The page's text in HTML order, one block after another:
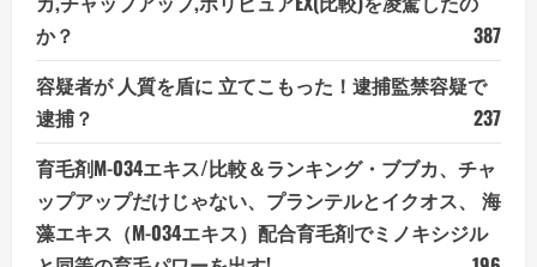
か？
387
容疑者が 人質を盾に 立てこもった！逮捕監禁容疑で
逮捕？
237
育毛剤M-034エキス/比較＆ランキング・ブブカ、チャ
ップアップだけじゃない、プランテルとイクオス、 海
藻エキス（M-034エキス）配合育毛剤でミノキシジル